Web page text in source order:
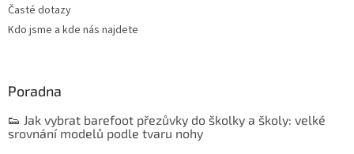
Časté dotazy
Kdo jsme a kde nás najdete
Poradna
👟 Jak vybrat barefoot přezůvky do školky a školy: velké
srovnání modelů podle tvaru nohy